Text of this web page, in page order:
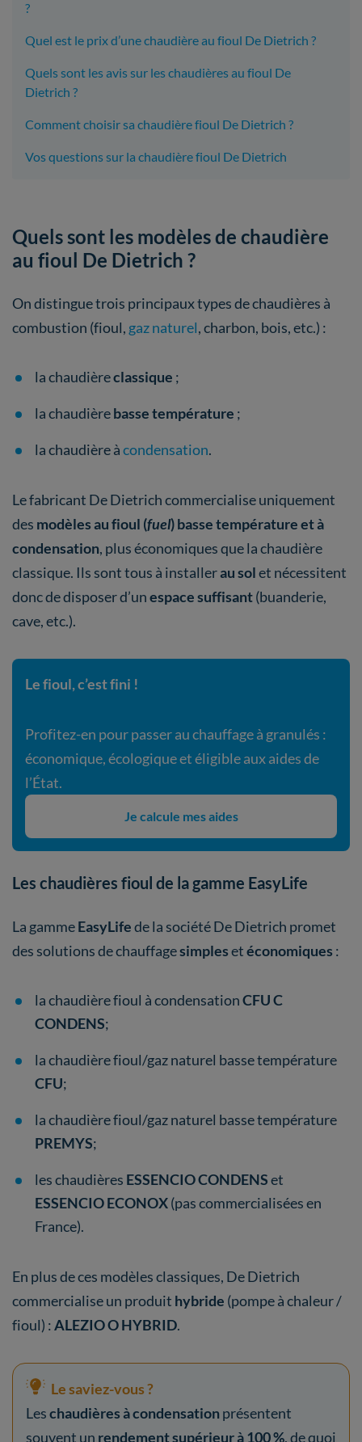
?
Quel est le prix d’une chaudière au fioul De Dietrich ?
Quels sont les avis sur les chaudières au fioul De
Dietrich ?
Comment choisir sa chaudière fioul De Dietrich ?
Vos questions sur la chaudière fioul De Dietrich
Quels sont les modèles de chaudière
au fioul De Dietrich ?
On distingue trois principaux types de chaudières à
combustion (fioul, gaz naturel, charbon, bois, etc.) :
la chaudièreclassique ;
la chaudièrebasse température ;
la chaudière àcondensation.
Le fabricant De Dietrich commercialise uniquement
des modèles au fioul (fuel) basse température et à
condensation, plus économiques que la chaudière
classique. Ils sont tous à installerau solet nécessitent
donc de disposer d’unespace suffisant(buanderie,
cave, etc.).
Le fioul, c’est fini !
Profitez-en pour passer au chauffage à granulés :
économique, écologique et éligible aux aides de
l’État.
Je calcule mes aides
Les chaudières fioul de la gamme EasyLife
La gammeEasyLifede la société De Dietrich promet
des solutions de chauffagesimplesetéconomiques :
la chaudière fioul à condensationCFU C
CONDENS;
la chaudière fioul/gaz naturel basse température
CFU;
la chaudière fioul/gaz naturel basse température
PREMYS;
les chaudières ESSENCIO CONDENSet
ESSENCIO ECONOX(pas commercialisées en
France).
En plus de ces modèles classiques, De Dietrich
commercialise un produit hybride (pompe à chaleur /
fioul) :ALEZIO O HYBRID.
Le saviez-vous ?
Leschaudières à condensationprésentent
souvent un rendement supérieur à 100 %, de quoi